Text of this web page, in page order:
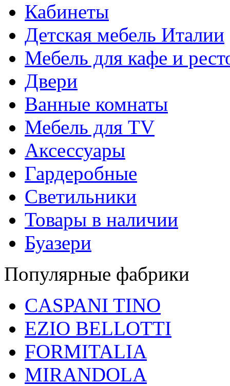
Кабинеты
Детская мебель Италии
Мебель для кафе и
Двери
Ванные комнаты
Мебель для TV
Аксессуары
Гардеробные
Светильники
Товары в наличии
Буазери
Популярные фабрики
CASPANI TINO
EZIO BELLOTTI
FORMITALIA
MIRANDOLA